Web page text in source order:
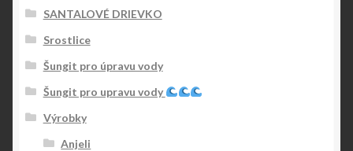
SANTALOVÉ DRIEVKO
Srostlice
Šungit pro úpravu vody
Šungit pro upravu vody
Výrobky
Anjeli